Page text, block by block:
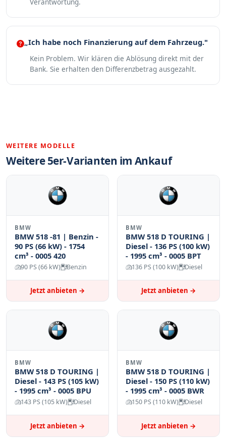
„Ich habe noch Finanzierung auf dem Fahrzeug."
Kein Problem. Wir klären die Ablösung direkt mit der
Bank. Sie erhalten den Differenzbetrag ausgezahlt.
WEITERE MODELLE
Weitere 5er-Varianten im Ankauf
BMW
BMW 518 -81 | Benzin -
90 PS (66 kW) - 1754
cm³ - 0005 420
90 PS (66 kW) Benzin
Jetzt anbieten →
BMW
BMW 518 D TOURING |
Diesel - 136 PS (100 kW)
- 1995 cm³ - 0005 BPT
136 PS (100 kW) Diesel
Jetzt anbieten →
BMW
BMW 518 D TOURING |
Diesel - 143 PS (105 kW)
- 1995 cm³ - 0005 BPU
143 PS (105 kW) Diesel
Jetzt anbieten →
BMW
BMW 518 D TOURING |
Diesel - 150 PS (110 kW)
- 1995 cm³ - 0005 BWR
150 PS (110 kW) Diesel
Jetzt anbieten →